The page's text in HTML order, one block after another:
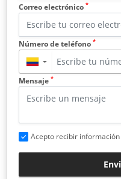
Correo electrónico *
Número de teléfono *
▼
Mensaje *
Acepto recibir